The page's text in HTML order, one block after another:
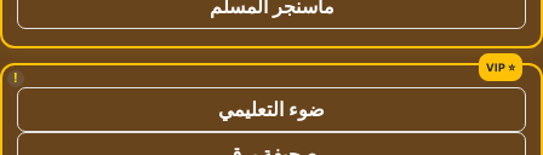
ماسنجر المسلم
!
ضوء التعليمي